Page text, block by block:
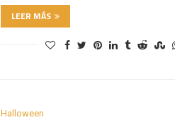
LEER MÁS
Halloween